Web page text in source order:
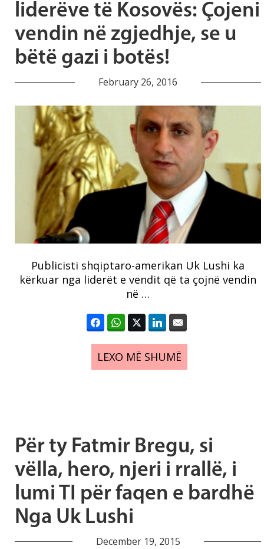
liderëve të Kosovës: Çojeni
vendin në zgjedhje, se u
bëtë gazi i botës!
February 26, 2016
Publicisti shqiptaro-amerikan Uk Lushi ka
kërkuar nga liderët e vendit që ta çojnë vendin
në …
LEXO MË SHUMË
Për ty Fatmir Bregu, si
vëlla, hero, njeri i rrallë, i
lumi TI për faqen e bardhë
Nga Uk Lushi
December 19, 2015